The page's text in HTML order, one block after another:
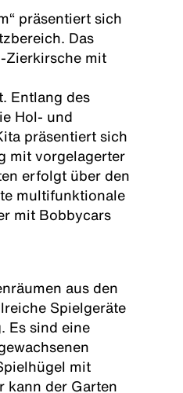
präsentiert sich
Das
Zierkirsche mit
Entlang des
Hol- und
präsentiert sich
mit vorgelagerter
erfolgt über den
multifunktionale
mit Bobbycars
aus den
Spielgeräte
Es sind eine
mit
kann der Garten